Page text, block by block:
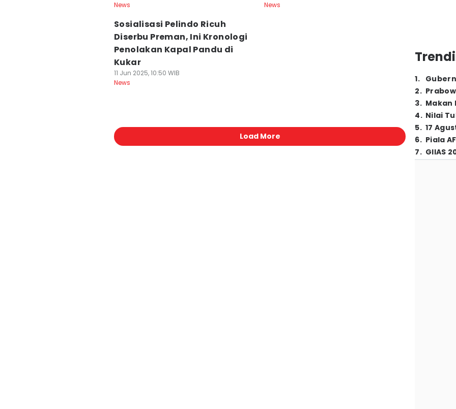
News
News
Sosialisasi Pelindo Ricuh
Diserbu Preman, Ini Kronologi
Penolakan Kapal Pandu di
Kukar
11 Jun 2025, 10:50 WIB
News
Load More
1.
2.
3. Makan
4. Nilai
5. 17
6. Piala
7. GIIAS